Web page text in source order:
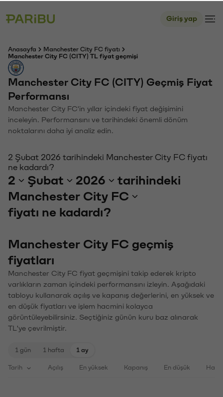
Giriş yap
Anasayfa
Manchester City FC fiyatı
Manchester City FC (CITY) TL fiyat geçmişi
Manchester City FC (CITY) Geçmiş Fiyat
Performansı
Manchester City FC'in yıllar içindeki fiyat değişimini
inceleyin. Performansını ve tarihindeki önemli dönüm
noktalarını daha iyi analiz edin.
2 Şubat 2026 tarihindeki Manchester City FC fiyatı
ne kadardı?
2 Şubat 2026
tarihindeki
Manchester City FC
fiyatı ne kadardı?
Manchester City FC geçmiş
fiyatları
Manchester City FC fiyat geçmişini takip ederek kripto
varlıkların zaman içindeki performansını izleyin. Aşağıdaki
tabloyu kullanarak açılış ve kapanış değerlerini, en yüksek ve
en düşük fiyatları ve işlem hacmini kolayca
görüntüleyebilirsiniz. Seçtiğiniz günün kuru baz alınarak
TL'ye çevrilmiştir.
1 gün 1 hafta 1 ay
Tarih Açılış En yüksek Kapanış En düşük